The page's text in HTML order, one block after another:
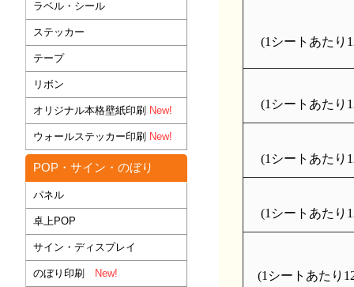
(1シートあたり
(1シートあたり
(1シートあたり
(1シートあたり
(1シートあたり
ラベル・シール
ステッカー
テープ
リボン
オリジナル本格壁紙印刷 New!
ウォールステッカー印刷 New!
POP・サイン・のぼり
パネル
卓上POP
サイン・ディスプレイ
のぼり印刷 New!